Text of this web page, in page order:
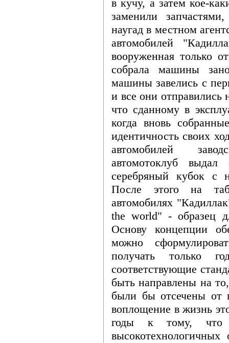
в кучу, а затем кое-
заменили
наугад в местном
автомобилей
вооруженная только
собрала машины
машины завелись с
и все они отправились
что сданному в
когда вновь
идентичность своих
автомобилей
автомотоклуб
серебряный кубок с
После этого на
автомобилях
the world" - образец
Основу концепции
можно
получать только
соответствующие
быть направлены на
были бы отсечены от
воплощение в жизнь
годы к тому, что
высокотехнологичных